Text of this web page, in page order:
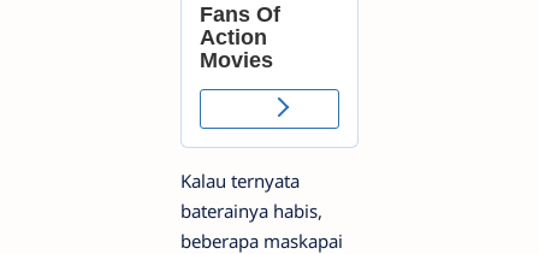
Kalau ternyata
baterainya habis,
beberapa maskapai